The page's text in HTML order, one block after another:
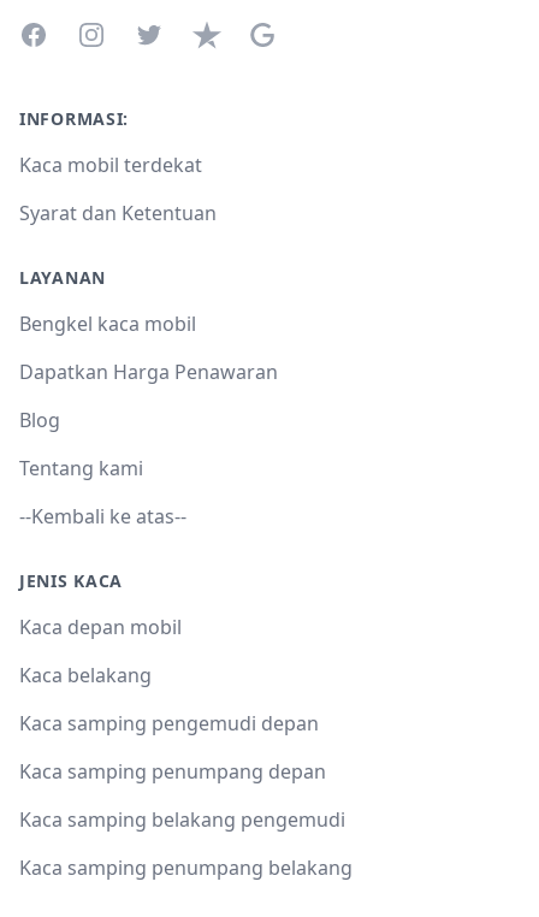
FacebookInstagramTwitterTrustpilotGoogle Business Profile
INFORMASI:
Kaca mobil terdekat
Syarat dan Ketentuan
LAYANAN
Bengkel kaca mobil
Dapatkan Harga Penawaran
Blog
Tentang kami
--Kembali ke atas--
JENIS KACA
Kaca depan mobil
Kaca belakang
Kaca samping pengemudi depan
Kaca samping penumpang depan
Kaca samping belakang pengemudi
Kaca samping penumpang belakang